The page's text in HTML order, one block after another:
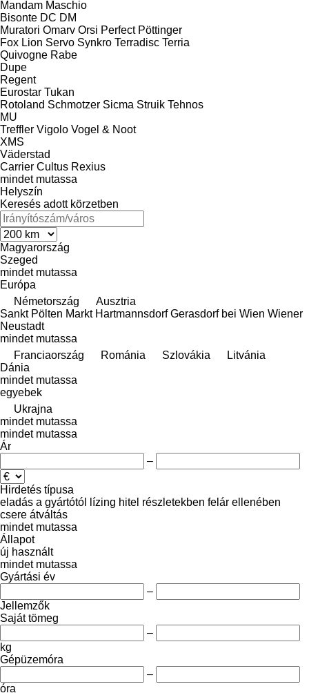
Mandam Maschio
Bisonte DC DM
Muratori Omarv Orsi Perfect Pöttinger
Fox Lion Servo Synkro Terradisc Terria
Quivogne Rabe
Dupe
Regent
Eurostar Tukan
Rotoland Schmotzer Sicma Struik Tehnos
MU
Treffler Vigolo Vogel & Noot
XMS
Väderstad
Carrier Cultus Rexius
mindet mutassa
Helyszín
Keresés adott körzetben
Magyarország
Szeged
mindet mutassa
Európa
Németország
Ausztria
Sankt Pölten Markt Hartmannsdorf Gerasdorf bei Wien Wiener
Neustadt
mindet mutassa
Franciaország
Románia Szlovákia
Litvánia
Dánia
mindet mutassa
egyebek
Ukrajna
mindet mutassa
mindet mutassa
Ár
–
Hirdetés típusa
eladás a gyártótól lízing hitel részletekben felár ellenében
csere átváltás
mindet mutassa
Állapot
új használt
mindet mutassa
Gyártási év
–
Jellemzők
Saját tömeg
–
kg
Gépüzemóra
–
óra